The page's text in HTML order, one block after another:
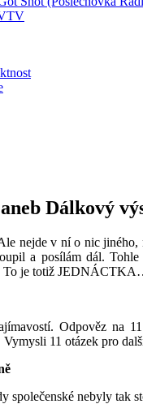
Dálkový
nejde v ní o nic jiného,
a posílám dál.
To je totiž
Odpověz na
11 otázek pro
společenské nebyly tak